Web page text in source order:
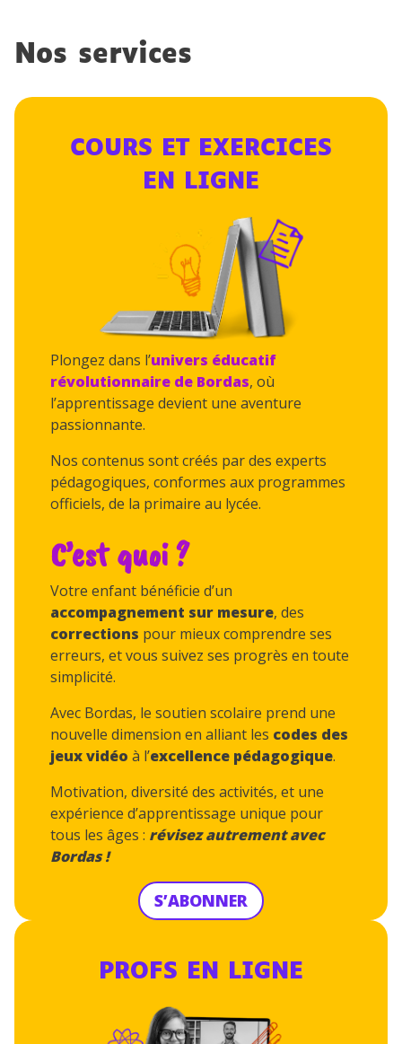
Nos services
COURS ET EXERCICES
EN LIGNE
Plongez dans l’univers éducatif
révolutionnaire de Bordas, où
l’apprentissage devient une aventure
passionnante.
Nos contenus sont créés par des experts
pédagogiques, conformes aux programmes
officiels, de la primaire au lycée.
C’est quoi ?
Votre enfant bénéficie d’un
accompagnement sur mesure, des
corrections pour mieux comprendre ses
erreurs, et vous suivez ses progrès en toute
simplicité.
Avec Bordas, le soutien scolaire prend une
nouvelle dimension en alliant les codes des
jeux vidéo à l’excellence pédagogique.
Motivation, diversité des activités, et une
expérience d’apprentissage unique pour
tous les âges : révisez autrement avec
Bordas !
S’ABONNER
PROFS EN LIGNE